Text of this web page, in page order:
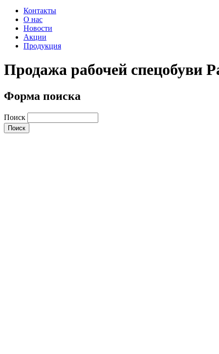
Контакты
О нас
Новости
Акции
Продукция
Продажа рабочей спецобуви
Форма поиска
Поиск